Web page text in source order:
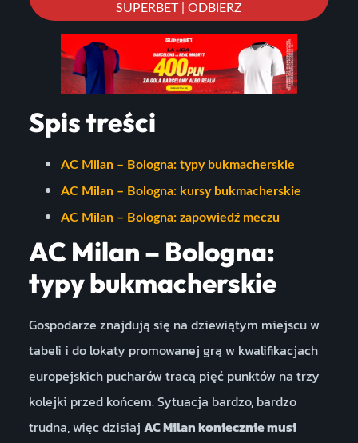
SUPERBET | ODBIERZ
Spis treści
AC Milan – Bologna: typy bukmacherskie
AC Milan – Bologna: kursy bukmacherskie
AC Milan – Bologna: zapowiedź meczu
AC Milan – Bologna:
typy bukmacherskie
Gospodarze znajdują się na dziewiątym miejscu w
tabeli i do lokaty promowanej grą w kwalifikacjach
europejskich pucharów tracą pięć punktów na trzy
kolejki przed końcem. Sytuacja bardzo, bardzo
trudna, więc dzisiaj AC Milan koniecznie musi